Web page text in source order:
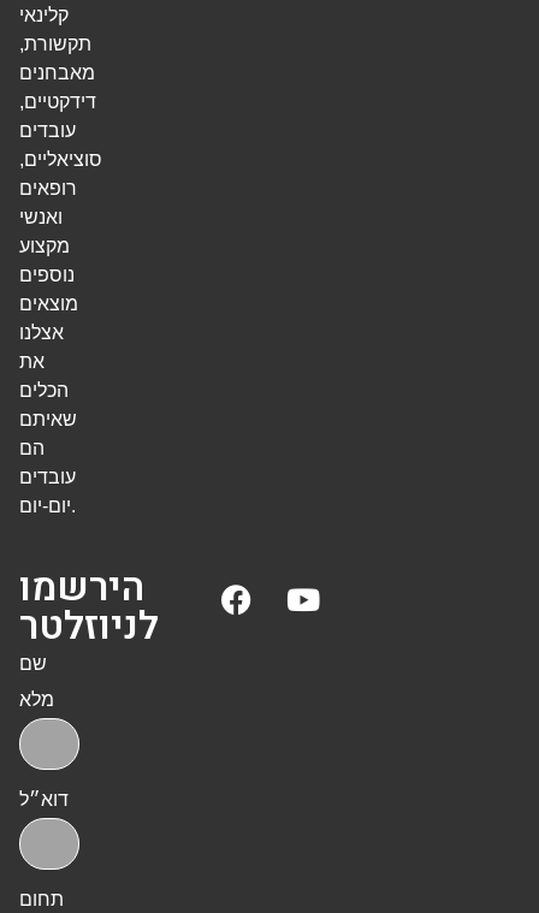
קלינאי
תקשורת,
מאבחנים
דידקטיים,
עובדים
סוציאליים,
רופאים
ואנשי
מקצוע
נוספים
מוצאים
אצלנו
את
הכלים
שאיתם
הם
עובדים
יום-יום.
הירשמו
לניוזלטר
שם
מלא
דוא״ל
תחום